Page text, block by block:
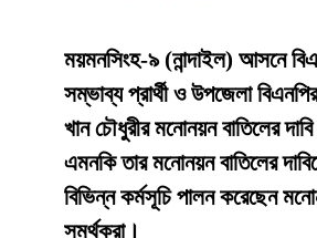
ময়মনসিংহ-৯ (নান্দাইল) আসনে
সম্ভাব্য প্রার্থী ও উপজেলা
খান চৌধুরীর মনোনয়ন বাতিলের
এমনকি তার মনোনয়ন বাতিলের
বিভিন্ন কর্মসূচি পালন করেছেন
সমর্থকরা।